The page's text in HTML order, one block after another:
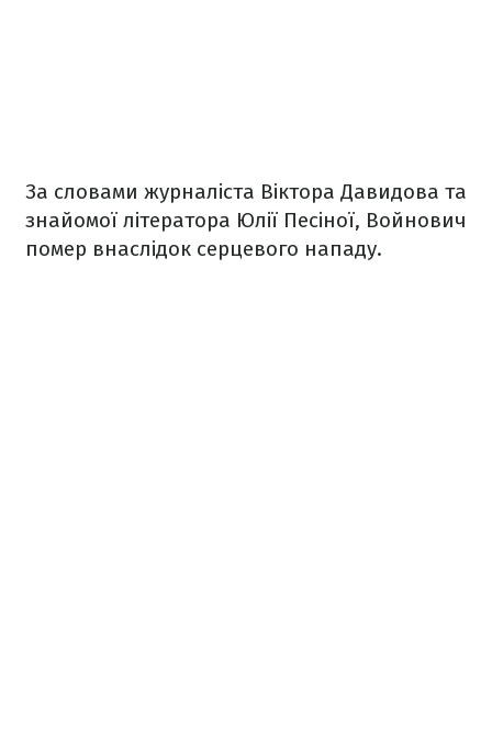
За словами журналіста Віктора Давидова та
знайомої літератора Юлії Песіної, Войнович
помер внаслідок серцевого нападу.